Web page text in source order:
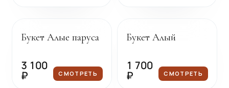
Букет Алые паруса
3 100
₽ СМОТРЕТЬ
Букет Алый
1 700
₽ СМОТРЕТЬ